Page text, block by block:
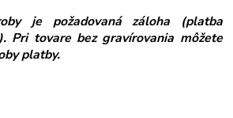
je požadovaná záloha (platba
Pri tovare bez gravírovania môžete
platby.